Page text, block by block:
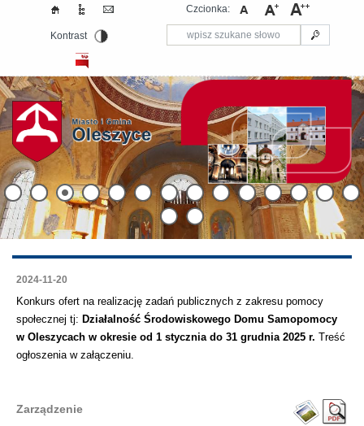
Czcionka:
Kontrast
2024-11-20
Konkurs ofert na realizację zadań publicznych z zakresu pomocy
społecznej tj: Działalność Środowiskowego Domu Samopomocy
w Oleszycach w okresie od 1 stycznia do 31 grudnia 2025 r. Treść
ogłoszenia w załączeniu.
Zarządzenie